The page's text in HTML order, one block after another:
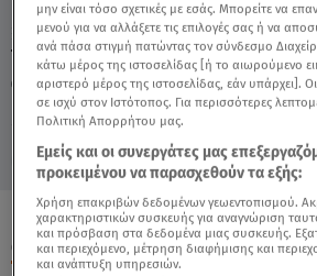
Τετάρτη 5 Αυγούστου 2026
28.05.25, 15:02
MEDIA
Πηγή: Αλήθειες με τη Ζήνα
ΟΛΑ ΤΑ ΒΙΝΤΕΟ
μην είναι τόσο σχετικές με εσάς. Μπορείτε να
μενού για να αλλάξετε τις επιλογές σας ή να
ανά πάσα στιγμή πατώντας τον σύνδεσμο
κάτω μέρος της ιστοσελίδας [ή το αιωρούμενο
αριστερό μέρος της ιστοσελίδας, εάν υπάρχει].
σε ισχύ στον Ιστότοπος. Για περισσότερες
Πολιτική Απορρήτου μας.
Εμείς και οι συνεργάτες μας
προκειμένου να παρασχεθούν τα εξής:
Χρήση επακριβών δεδομένων γεωεντοπισμού.
χαρακτηριστικών συσκευής για αναγνώριση
και πρόσβαση στα δεδομένα μιας συσκευής.
και περιεχόμενο, μέτρηση διαφήμισης και
και ανάπτυξη υπηρεσιών.